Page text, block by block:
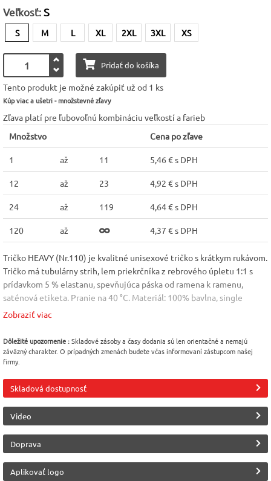
Veľkosť:S
S M L XL 2XL 3XL XS
Pridať do košíka
Tento produkt je možné zakúpiť už od 1 ks
Kúp viac a ušetri - množstevné zľavy
Zľava platí pre ľubovoľnú kombináciu veľkostí a farieb
Množstvo
Cena po zľave
1 až 11 5,46 € s DPH
12 až 23 4,92 € s DPH
24 až 119 4,64 € s DPH
120 až 4,37 € s DPH
Tričko HEAVY (Nr.110) je kvalitné unisexové tričko s krátkym rukávom.
Tričko má tubulárny strih, lem priekrčníka z rebrového úpletu 1:1 s
prídavkom 5 % elastanu, spevňujúca páska od ramena k ramenu,
saténová etiketa. Pranie na 40 °C. Materiál: 100% bavlna, single
jersey; gramáž: 200 g/m2. (zloženie sa môže líšiť: farba 03 - 97%
Farba
Zelená (bottle) [06]
Veľkosť
S
Pohlavie
Unisex
Materiál
Bavlna 100%
Výrobca
Malfini (Adler)
Zobraziť viac
Dôležité upozornenie :Skladové zásoby a časy dodania sú len orientačné a nemajú
záväzný charakter. O prípadných zmenách budete včas informovaní zástupcom našej
firmy.
Skladová dostupnosť
Video
Doprava
Aplikovať logo